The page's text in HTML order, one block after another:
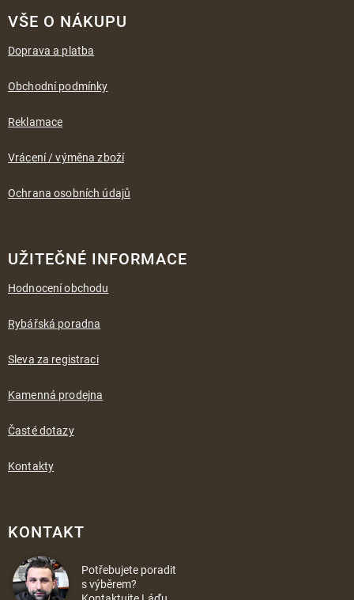
VŠE O NÁKUPU
Doprava a platba
Obchodní podmínky
Reklamace
Vrácení / výměna zboží
Ochrana osobních údajů
UŽITEČNÉ INFORMACE
Hodnocení obchodu
Rybářská poradna
Sleva za registraci
Kamenná prodejna
Časté dotazy
Kontakty
KONTAKT
Potřebujete poradit
s výběrem?